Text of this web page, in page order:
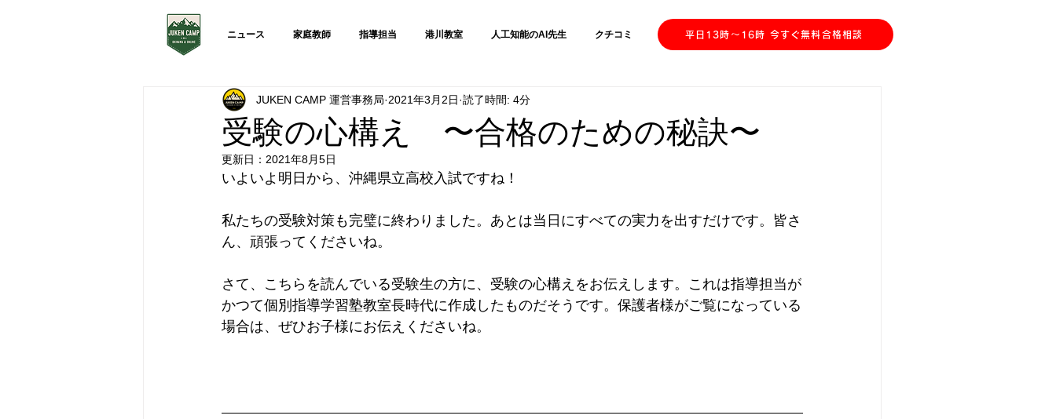
ニュース 家庭教師 指導担当 港川教室 人工知能のAI先生 クチコミ 【港川教室】中3受験生＆中1,2生、受入中！
平日13時〜16時 今すぐ無料合格相談
受験の心構え 〜合格のための秘訣〜
JUKEN CAMP 運営事務局 2021年3月2日 読了時間: 4分
更新日： 2021年8月5日
いよいよ明日から、沖縄県立高校入試ですね！
私たちの受験対策も完璧に終わりました。あとは当日にすべての実力を出すだけです。皆さ
ん、頑張ってくださいね。
さて、こちらを読んでいる受験生の方に、受験の心構えをお伝えします。これは指導担当が
かつて個別指導学習塾教室長時代に作成したものだそうです。保護者様がご覧になっている
場合は、ぜひお子様にお伝えくださいね。